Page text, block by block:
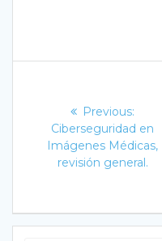
entradas
Previous:
post:
Ciberseguridad en
Imágenes Médicas,
revisión general.